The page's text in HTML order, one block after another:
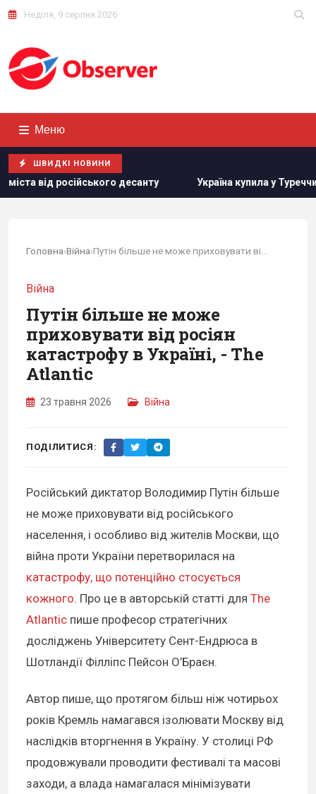
Неділя, 9 серпня 2026
Меню
ШВИДКІ НОВИНИ
десанту Україна купила у Туреччини партію ракет
Головна›Війна›
Війна
Путін більше не може
приховувати від росіян
катастрофу в Україні, - The
Atlantic
23 травня 2026 Війна
ПОДІЛИТИСЯ:
Російський диктатор Володимир Путін більше
не може приховувати від російського
населення, і особливо від жителів Москви, що
війна проти України перетворилася на
катастрофу, що потенційно стосується
кожного. Про це в авторській статті для The
Atlantic пише професор стратегічних
досліджень Університету Сент-Ендрюса в
Шотландії Філліпс Пейсон О’Браєн.
Автор пише, що протягом більш ніж чотирьох
років Кремль намагався ізолювати Москву від
наслідків вторгнення в Україну. У столиці РФ
продовжували проводити фестивалі та масові
заходи, а влада намагалася мінімізувати